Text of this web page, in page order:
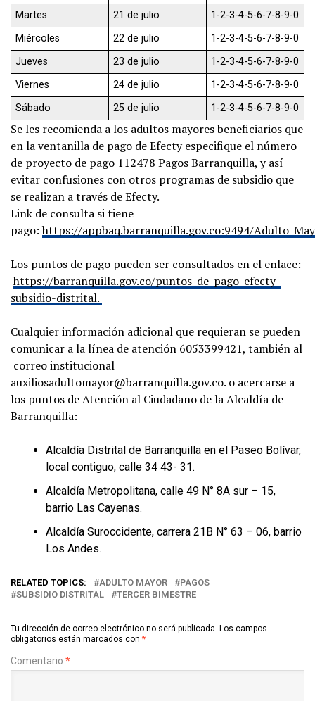
Martes 21 de julio
1-2-3-4-5-6-7-8-9-0
Miércoles
22 de julio
1-2-3-4-5-6-7-8-9-0
Jueves
23 de julio
1-2-3-4-5-6-7-8-9-0
Viernes
24 de julio
1-2-3-4-5-6-7-8-9-0
Sábado
25 de julio 1-2-3-4-5-6-7-8-9-0
Se les recomienda a los adultos mayores beneficiarios que
en la ventanilla de pago de Efecty especifique el número
de proyecto de pago 112478 Pagos Barranquilla, y así
evitar confusiones con otros programas de subsidio que
se realizan a través de Efecty.
Link de consulta si tiene
pago:https://appbaq.barranquilla.gov.co:9494/
Los puntos de pago pueden ser consultados en el enlace:
https://barranquilla.gov.co/puntos-de-pago-efecty-
subsidio-distrital.
Cualquier información adicional que requieran se pueden
comunicar a la línea de atención 6053399421, también al
correo institucional
auxiliosadultomayor@barranquilla.gov.co. o acercarse a
los puntos de Atención al Ciudadano de la Alcaldía de
Barranquilla:
Alcaldía Distrital de Barranquilla en el Paseo Bolívar,
local contiguo, calle 34 43- 31.
Alcaldía Metropolitana, calle 49 N° 8A sur – 15,
barrio Las Cayenas.
Alcaldía Suroccidente, carrera 21B N° 63 – 06, barrio
Los Andes.
RELATED TOPICS: ADULTO MAYOR
PAGOS
SUBSIDIO DISTRITAL
TERCER BIMESTRE
Tu dirección de correo electrónico no será publicada. Los campos
obligatorios están marcados con *
Comentario *